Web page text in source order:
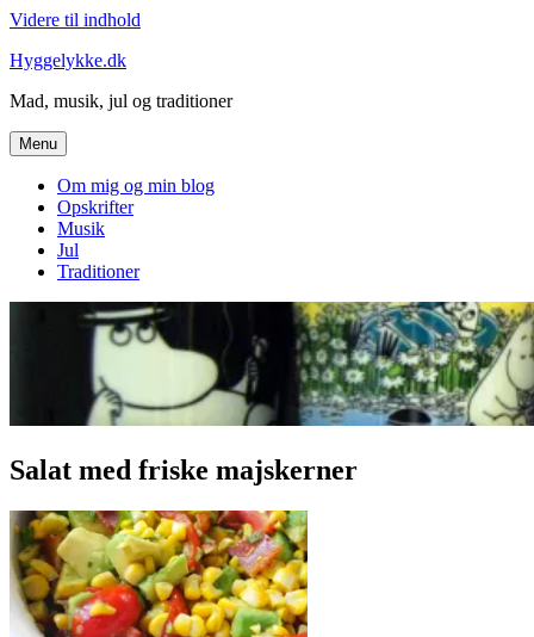
Videre til indhold
Hyggelykke.dk
Mad, musik, jul og traditioner
Menu
Om mig og min blog
Opskrifter
Musik
Jul
Traditioner
Salat med friske majskerner